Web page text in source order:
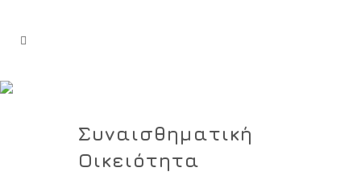
Συναισθηματική
Οικειότητα